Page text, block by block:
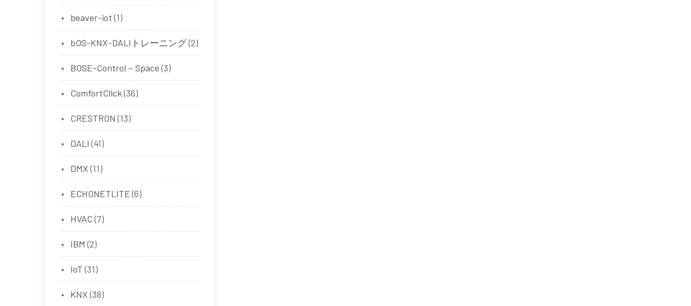
beaver-iot(1)
bOS-KNX-DALIトレーニング(2)
BOSE-Control－Space(3)
ComfortClick(36)
CRESTRON (13)
DALI (41)
DMX(11)
ECHONETLITE(6)
HVAC(7)
IBM (2)
IoT(31)
KNX(38)